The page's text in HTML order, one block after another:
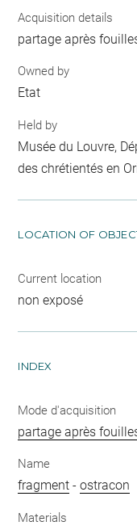
Acquisition details
partage après
Owned by
Etat
Held by
Musée du Louvre,
des chrétientés en
LOCATION OF
Current location
non exposé
INDEX
Mode d'acquisition
partage après
Name
fragment -ostracon
Materials